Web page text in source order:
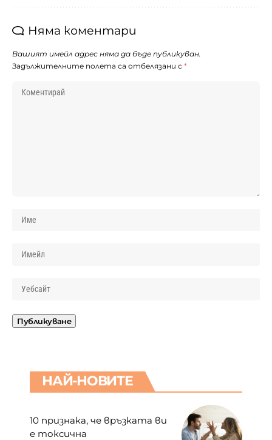
Няма коментари
Вашият имейл адрес няма да бъде публикуван.
Задължителните полета са отбелязани с *
НАЙ-НОВИТЕ
10 признака, че връзката ви
е токсична